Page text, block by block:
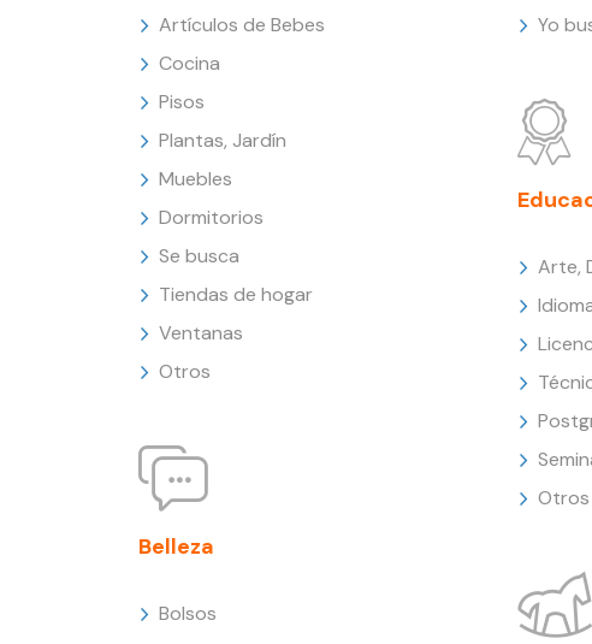
Artículos de Bebes
Cocina
Pisos
Plantas, Jardín
Muebles
Dormitorios
Se busca
Tiendas de hogar
Ventanas
Otros
Belleza
Bolsos
Yo
Arte,
Otros